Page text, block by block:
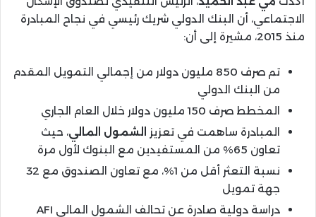
الاجتماعي، أن البنك الدولي شريك رئيسي في نجاح المبادرة
منذ 2015، مشيرة إلى أن:
تم صرف 850 مليون دولار من إجمالي التمويل المقدم
من البنك الدولي
المخطط صرف 150 مليون دولار خلال العام الجاري
المبادرة ساهمت في تعزيز
الشمول المالي، حيث
تعاون 65% من المستفيدين مع البنوك لأول مرة
نسبة التعثر أقل من 1%، مع تعاون الصندوق مع 32
جهة تمويل
دراسة دولية صادرة عن تحالف الشمول المالي AFI